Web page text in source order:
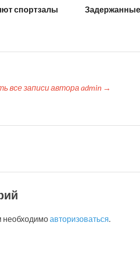
спортзалы
все записи автора admin →
необходимоавторизоваться.